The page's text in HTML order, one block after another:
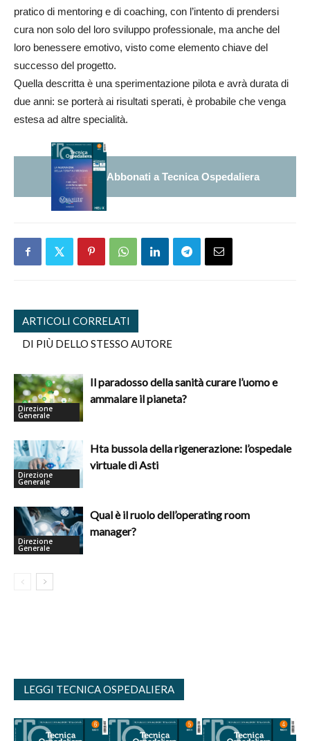
pratico di mentoring e di coaching, con l’intento di prendersi
cura non solo del loro sviluppo professionale, ma anche del
loro benessere emotivo, visto come elemento chiave del
successo del progetto.
Quella descritta è una sperimentazione pilota e avrà durata di
due anni: se porterà ai risultati sperati, è probabile che venga
estesa ad altre specialità.
Abbonati a Tecnica Ospedaliera
ARTICOLI CORRELATI
DI PIÙ DELLO STESSO AUTORE
Direzione
Generale
Il paradosso della sanità curare l’uomo e
ammalare il pianeta?
Direzione
Generale
Hta bussola della rigenerazione: l’ospedale
virtuale di Asti
Direzione
Generale
Qual è il ruolo dell’operating room
manager?
LEGGI TECNICA OSPEDALIERA